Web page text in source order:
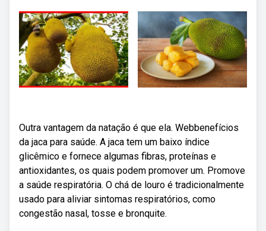
Outra vantagem da natação é que ela. Webbenefícios
da jaca para saúde. A jaca tem um baixo índice
glicêmico e fornece algumas fibras, proteínas e
antioxidantes, os quais podem promover um. Promove
a saúde respiratória. O chá de louro é tradicionalmente
usado para aliviar sintomas respiratórios, como
congestão nasal, tosse e bronquite.